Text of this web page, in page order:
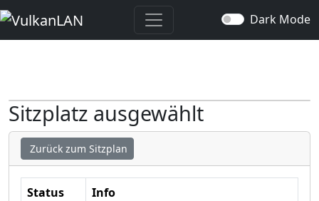
Dark Mode
Sitzplatz ausgewählt
Zurück zum Sitzplan
Status
Info